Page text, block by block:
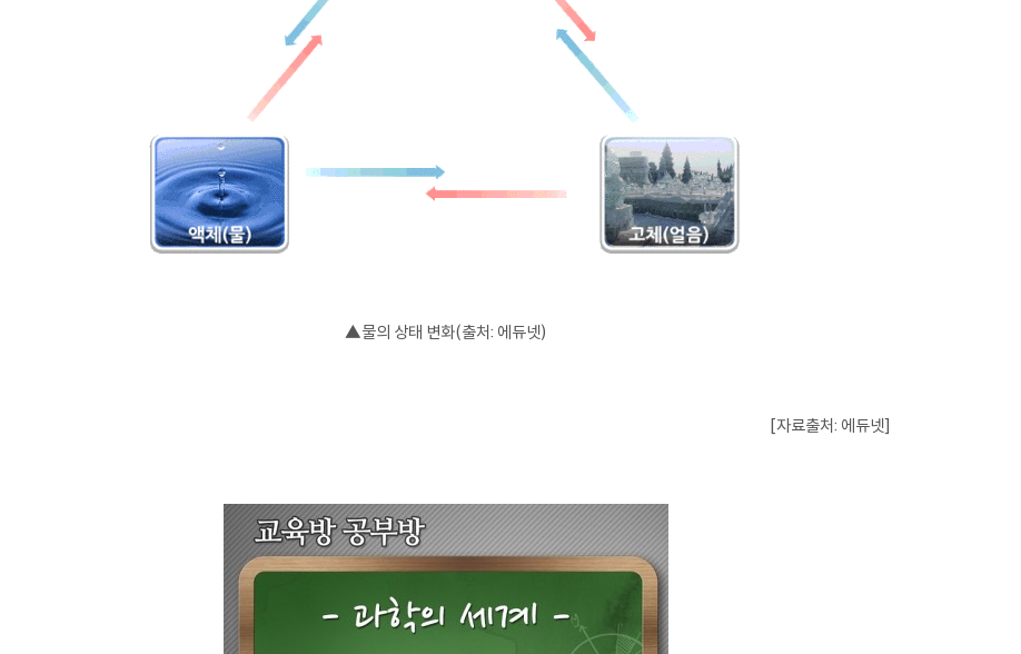
▲물의 상태 변화(출처: 에듀넷)
[자료출처: 에듀넷]